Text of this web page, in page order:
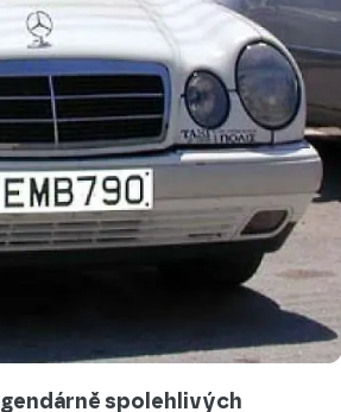
spolehlivých